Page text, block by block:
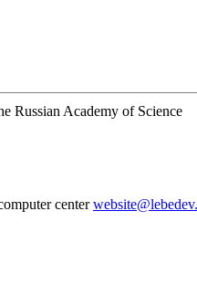
Russian Academy of Science
center